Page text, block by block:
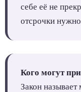
себе её не
отсрочки
Кого могут
Закон называет